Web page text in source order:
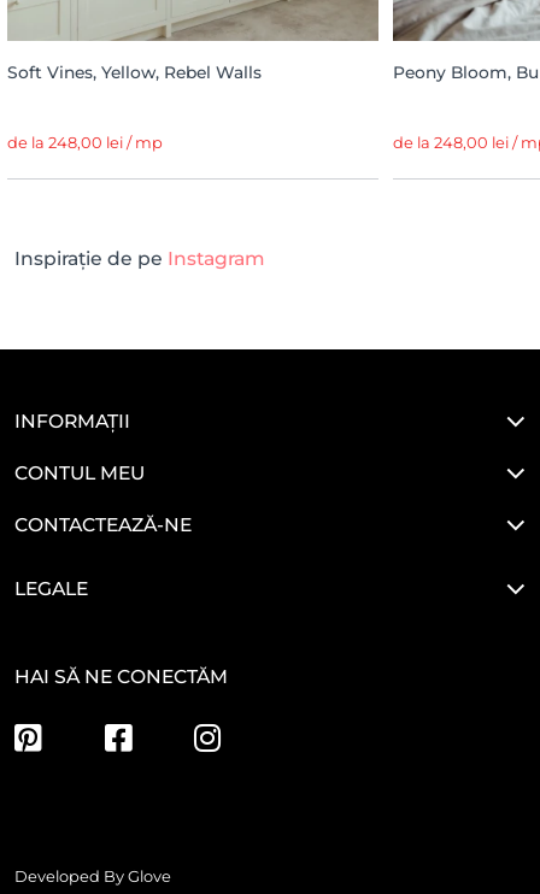
Soft Vines, Yellow, Rebel Walls
de la 248,00 lei / mp
Peony Bloom,
de la 248,00 lei /
Inspirație de pe Instagram
INFORMAȚII
CONTUL MEU
CONTACTEAZĂ-NE
LEGALE
HAI SĂ NE CONECTĂM
Developed By Glove